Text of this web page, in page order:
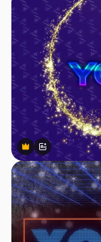
Premium
Premium
สร้างขึ้นโดย